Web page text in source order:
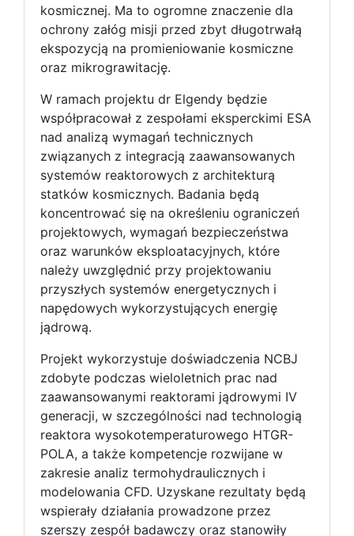
kosmicznej. Ma to ogromne znaczenie dla
ochrony załóg misji przed zbyt długotrwałą
ekspozycją na promieniowanie kosmiczne
oraz mikrograwitację.
W ramach projektu dr Elgendy będzie
współpracował z zespołami eksperckimi ESA
nad analizą wymagań technicznych
związanych z integracją zaawansowanych
systemów reaktorowych z architekturą
statków kosmicznych. Badania będą
koncentrować się na określeniu ograniczeń
projektowych, wymagań bezpieczeństwa
oraz warunków eksploatacyjnych, które
należy uwzględnić przy projektowaniu
przyszłych systemów energetycznych i
napędowych wykorzystujących energię
jądrową.
Projekt wykorzystuje doświadczenia NCBJ
zdobyte podczas wieloletnich prac nad
zaawansowanymi reaktorami jądrowymi IV
generacji, w szczególności nad technologią
reaktora wysokotemperaturowego HTGR-
POLA, a także kompetencje rozwijane w
zakresie analiz termohydraulicznych i
modelowania CFD. Uzyskane rezultaty będą
wspierały działania prowadzone przez
szerszy zespół badawczy oraz stanowiły